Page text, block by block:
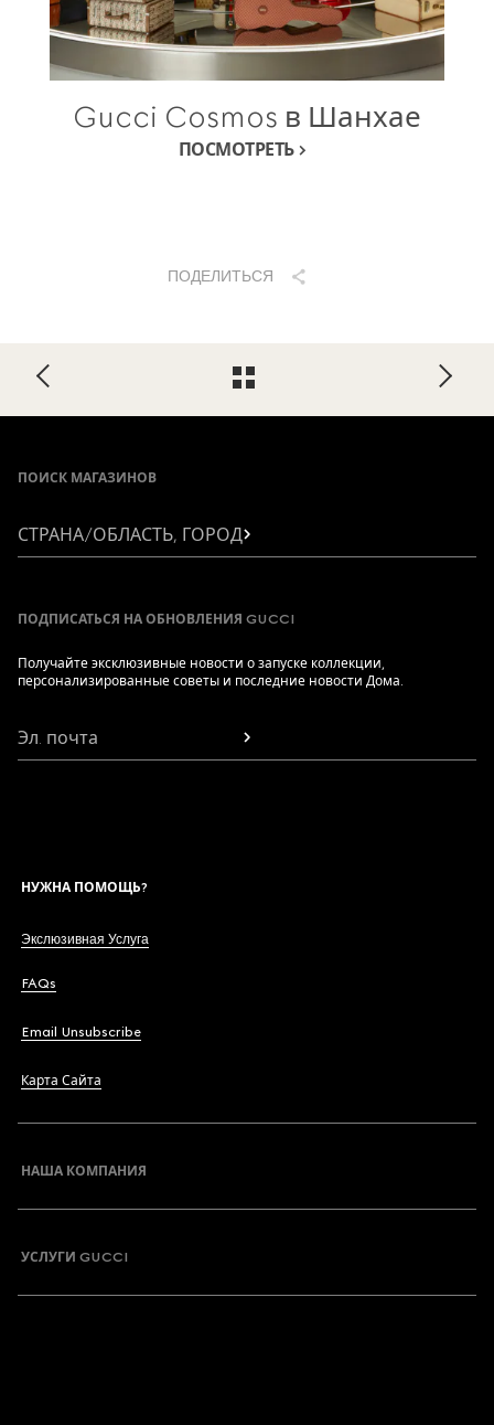
Gucci Cosmos в Шанхае
ПОСМОТРЕТЬ
ПОДЕЛИТЬСЯ
Footer
ПОИСК МАГАЗИНОВ
СТРАНА/ОБЛАСТЬ, ГОРОД
ПОДПИСАТЬСЯ НА ОБНОВЛЕНИЯ GUCCI
Получайте эксклюзивные новости о запуске коллекции,
персонализированные советы и последние новости Дома.
Эл. почта
НУЖНА ПОМОЩЬ?
Экслюзивная Услуга
FAQs
Email Unsubscribe
Карта Сайта
НАША КОМПАНИЯ
УСЛУГИ GUCCI